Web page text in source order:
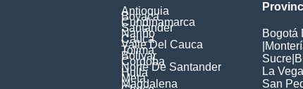
Antioquia
Boyaca
Cundinamarca
Santander
Nariño
Cauca
Valle Del Cauca
Tolima
Bolivar
Cordoba
Norte De Santander
Huila
Meta
Magdalena
Bogotá
Sucre
La Vega
San